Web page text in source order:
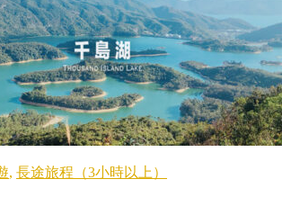
, 長途旅程（3小時以上）